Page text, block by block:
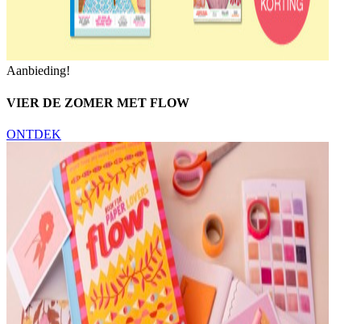
Aanbieding!
VIER DE ZOMER MET FLOW
ONTDEK